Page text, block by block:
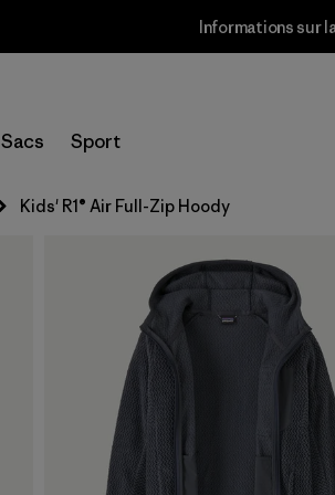
Informations sur
Sacs Sport
Kids' R1® Air Full-Zip Hoody